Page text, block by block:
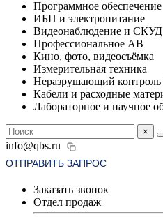
Программное обеспечение
ИБП и электропитание
Видеонаблюдение и СКУД
Профессиональное АВ
Кино, фото, видеосъёмка
Измерительная техника
Неразрушающий
Кабели и расходные
Лабораторное и научное
×
info@qbs.ru
ОТПРАВИТЬ ЗАПРОС
Заказать звонок
Отдел продаж